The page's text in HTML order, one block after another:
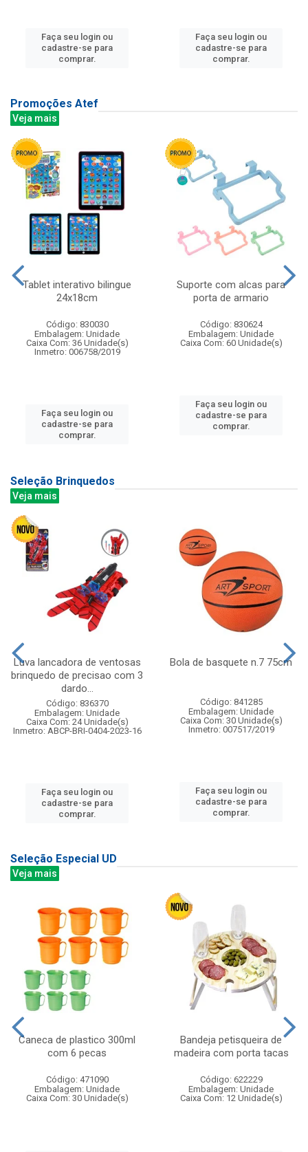
Faça seu login ou
cadastre-se para
comprar.
Faça seu login ou
cadastre-se para
comprar.
Promoções Atef
Veja mais
Tablet interativo bilingue
24x18cm
Código: 830030
Embalagem: Unidade
Caixa Com: 36 Unidade(s)
Inmetro: 006758/2019
Faça seu login ou
cadastre-se para
comprar.
Suporte com alcas para
porta de armario
Código: 830624
Embalagem: Unidade
Caixa Com: 60 Unidade(s)
Faça seu login ou
cadastre-se para
comprar.
Seleção Brinquedos
Veja mais
Luva lancadora de ventosas
brinquedo de precisao com 3
dardo...
Código: 836370
Embalagem: Unidade
Caixa Com: 24 Unidade(s)
Inmetro: ABCP-BRI-0404-2023-16
Faça seu login ou
cadastre-se para
comprar.
Bola de basquete n.7 75cm
Código: 841285
Embalagem: Unidade
Caixa Com: 30 Unidade(s)
Inmetro: 007517/2019
Faça seu login ou
cadastre-se para
comprar.
Seleção Especial UD
Veja mais
Caneca de plastico 300ml
com 6 pecas
Código: 471090
Embalagem: Unidade
Caixa Com: 30 Unidade(s)
Bandeja petisqueira de
madeira com porta tacas
Código: 622229
Embalagem: Unidade
Caixa Com: 12 Unidade(s)